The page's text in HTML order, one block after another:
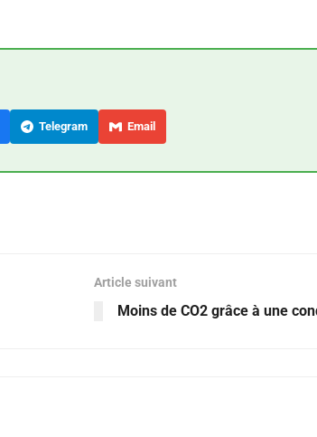
Telegram Email
Article suivant
Moins de CO2 grâce à une